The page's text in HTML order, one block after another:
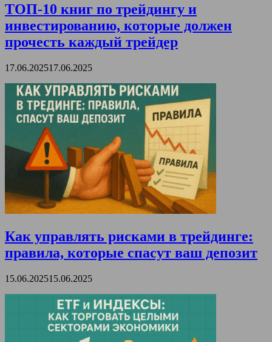
ТОП-10 книг по трейдингу и
инвестированию, которые должен
прочесть каждый трейдер
17.06.202517.06.2025
Как управлять рисками в трейдинге:
правила, которые спасут ваш депозит
15.06.202515.06.2025